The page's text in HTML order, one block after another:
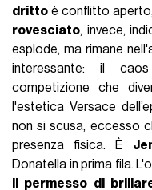
dritto è conflitto
rovesciato, invece,
esplode, ma rimane
interessante: il
competizione che
l'estetica Versace
non si scusa, eccesso
presenza fisica. È
Donatella in prima fila.
il permesso di